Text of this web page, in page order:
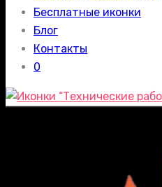
Бесплатные иконки
Блог
Контакты
0